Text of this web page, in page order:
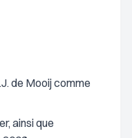
de Mooij comme
ainsi que